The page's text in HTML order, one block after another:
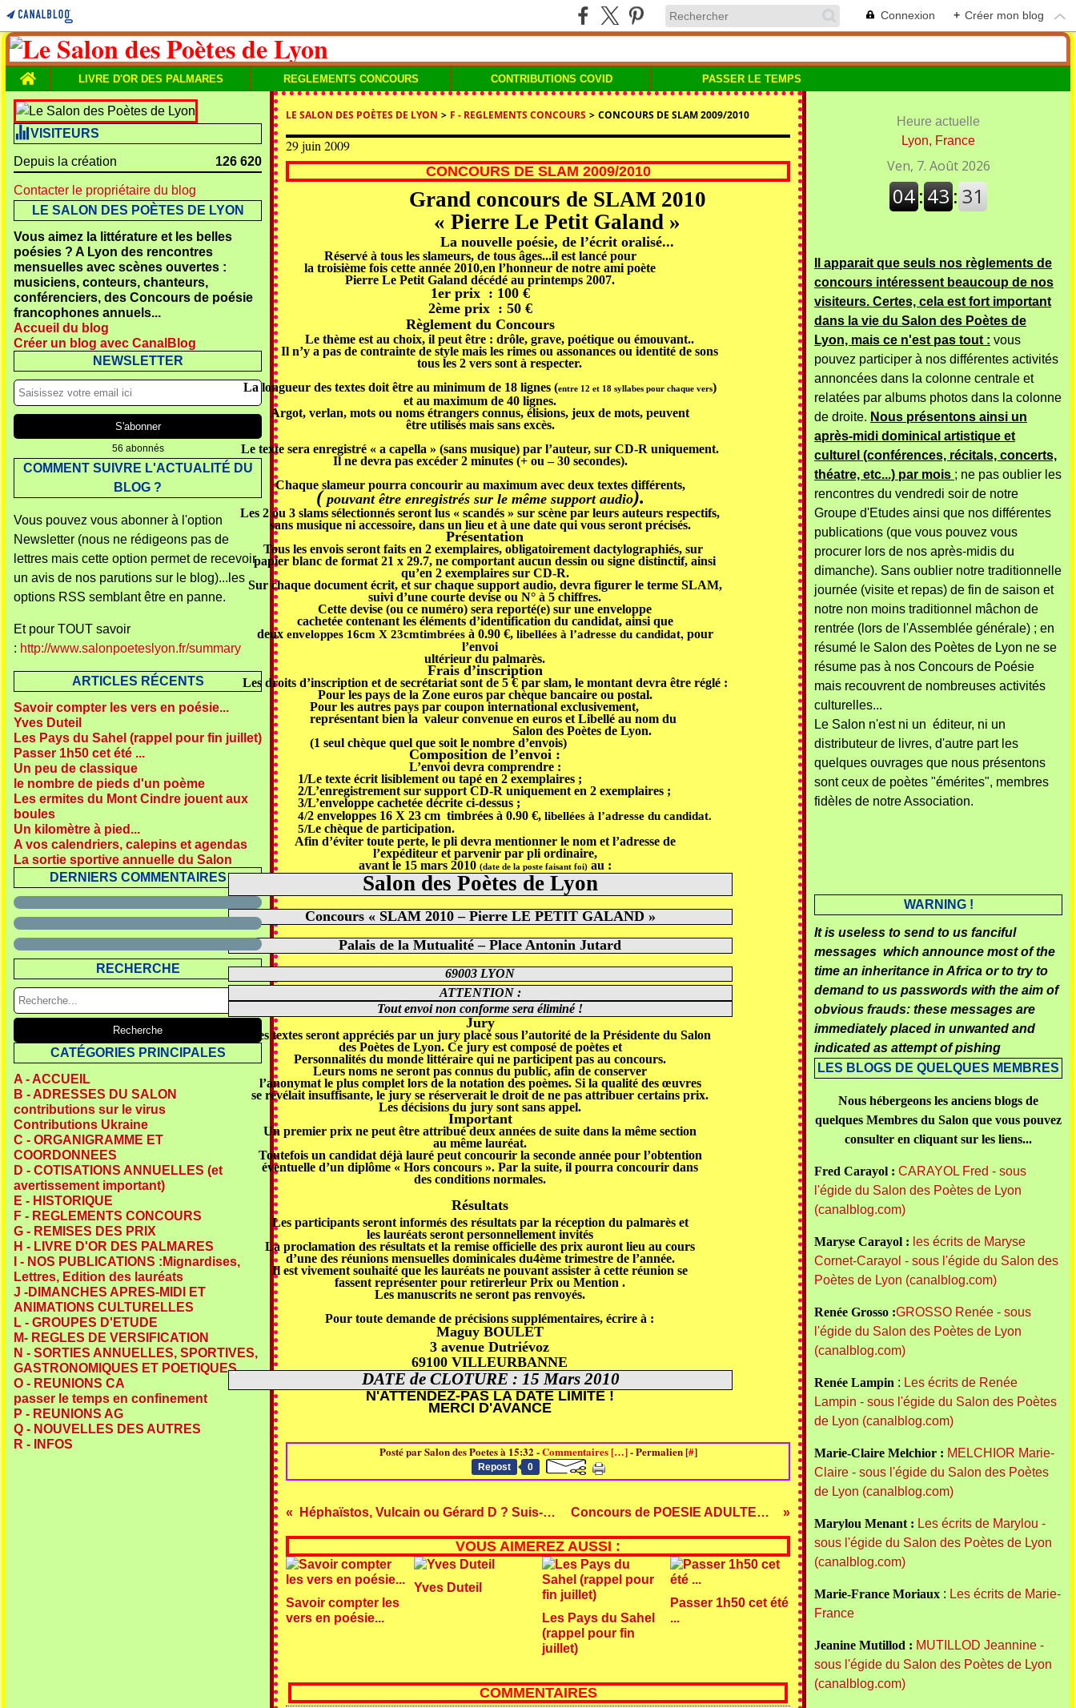
Connexion + Créer mon blog
Home
LIVRE D'OR DES PALMARES REGLEMENTS CONCOURS CONTRIBUTIONS COVID PASSER LE TEMPS
VISITEURS
Depuis la création 126 620
Contacter le propriétaire du blog
LE SALON DES POÈTES DE LYON
Vous aimez la littérature et les belles
poésies ? A Lyon des rencontres
mensuelles avec scènes ouvertes :
musiciens, conteurs, chanteurs,
conférenciers, des Concours de poésie
francophones annuels...
Accueil du blog
Créer un blog avec CanalBlog
NEWSLETTER
56 abonnés
COMMENT SUIVRE L'ACTUALITÉ DU
BLOG ?
Vous pouvez vous abonner à l'option
Newsletter (nous ne rédigeons pas de
lettres mais cette option permet de recevoir
un avis de nos parutions sur le blog)...les
options RSS semblant être en panne.
Et pour TOUT savoir
: http://www.salonpoeteslyon.fr/summary
ARTICLES RÉCENTS
Savoir compter les vers en poésie...
Yves Duteil
Les Pays du Sahel (rappel pour fin juillet)
Passer 1h50 cet été ...
Un peu de classique
le nombre de pieds d'un poème
Les ermites du Mont Cindre jouent aux
boules
Un kilomètre à pied...
A vos calendriers, calepins et agendas
La sortie sportive annuelle du Salon
DERNIERS COMMENTAIRES
RECHERCHE
CATÉGORIES PRINCIPALES
A - ACCUEIL
B - ADRESSES DU SALON
contributions sur le virus
Contributions Ukraine
C - ORGANIGRAMME ET
COORDONNEES
D - COTISATIONS ANNUELLES (et
avertissement important)
E - HISTORIQUE
F - REGLEMENTS CONCOURS
G - REMISES DES PRIX
H - LIVRE D'OR DES PALMARES
I - NOS PUBLICATIONS :Mignardises,
Lettres, Edition des lauréats
J -DIMANCHES APRES-MIDI ET
ANIMATIONS CULTURELLES
L - GROUPES D'ETUDE
M- REGLES DE VERSIFICATION
N - SORTIES ANNUELLES, SPORTIVES,
GASTRONOMIQUES ET POETIQUES
O - REUNIONS CA
passer le temps en confinement
P - REUNIONS AG
Q - NOUVELLES DES AUTRES
R - INFOS
LE SALON DES POÈTES DE LYON > F - REGLEMENTS CONCOURS > CONCOURS DE SLAM 2009/2010
29 juin 2009
CONCOURS DE SLAM 2009/2010
Grand concours de SLAM 2010
« Pierre Le Petit Galand »
La nouvelle poésie, de l’écrit oralisé...
Réservé à tous les slameurs, de tous âges...il est lancé pour
la troisième foiscetteannée 2010,en l’honneurde notre ami poète
Pierre Le Petit Galand décédé au printemps 2007.
1erprix : 100 €
2èmeprix : 50 €
Règlement du Concours
Le thème est au choix, il peut être : drôle, grave, poétique ou émouvant..
Il n’y a pas de contrainte de style mais les rimes ou assonances ou identité de sons
tous les 2 vers sont à respecter.
La longueur des textes doit être au minimum de 18 lignes (entre 12 et 18 syllabes pour chaque vers)
et au maximum de 40 lignes.
Argot, verlan, mots ou noms étrangers connus, élisions, jeux de mots, peuvent
être utilisés mais sans excès.
Le textesera enregistré « a capella » (sans musique) par l’auteur, sur CD-R uniquement.
Il ne devra pas excéder 2 minutes (+ ou – 30 secondes).
Chaque slameur pourra concourir au maximum avec deux textes différents,
( pouvant être enregistrés sur le même support audio).
Les 2 ou 3 slams sélectionnés seront lus « scandés » sur scène par leurs auteurs respectifs,
sans musique ni accessoire, dans un lieu et à une date qui vous seront précisés.
Présentation
Tous les envois seront faits en2 exemplaires, obligatoirement dactylographiés,sur
papier blanc de format 21 x 29.7, ne comportantaucun dessin ou signe distinctif, ainsi
qu’en 2 exemplaires sur CD-R.
Sur chaque document écrit, et sur chaque support audio, devra figurer le terme SLAM,
suivi d’unecourte devise ouN° à 5 chiffres.
Cette devise (ou ce numéro) serareporté(e)sur une enveloppe
cachetéecontenant les éléments d’identification du candidat, ainsi que
deuxenveloppes 16cm X 23cmtimbrées à 0.90 €, libellées à l’adresse du candidat, pour
l’envoi
ultérieur du palmarès.
Frais d’inscription
Les droits d’inscription et de secrétariat sont de 5 €par slam, le montant devra être réglé :
Pour les pays de la Zone euros par chèque bancaire ou postal.
Pour les autres pays par coupon international exclusivement,
représentant bien la valeur convenue en euros et Libellé au nom du
Salon des Poètes de Lyon.
(1 seul chèque quel que soit le nombre d’envois)
Composition de l’envoi :
L’envoi devra comprendre :
1/Le texte écrit lisiblement ou tapé en 2 exemplaires ;
2/L’enregistrement sur support CD-R uniquement en 2 exemplaires ;
3/L’enveloppe cachetée décrite ci-dessus ;
4/2 enveloppes 16 X 23 cm timbrées à 0.90 €, libellées à l’adresse du candidat.
5/Le chèque de participation.
Afin d’éviter toute perte, le pli devra mentionner le nom et l’adresse de
l’expéditeur et parvenirpar pli ordinaire,
avant le 15 mars 2010 (date de la poste faisant foi)au :
Salon des Poètes de Lyon
Concours « SLAM 2010 – Pierre LE PETIT GALAND »
Palais de la Mutualité – Place Antonin Jutard
69003 LYON
ATTENTION :
Tout envoi non conforme sera éliminé!
Jury
Les textes seront appréciés par un jury placé sous l’autorité de la Présidente du Salon
des Poètes de Lyon. Ce jury est composé de poètes et
Personnalités du monde littéraire qui ne participent pas au concours.
Leurs noms ne seront pas connus du public, afin de conserver
l’anonymat le plus complet lors de la notation des poèmes. Si la qualité des œuvres
se révélait insuffisante, le jury se réserverait le droitde ne pas attribuer certains prix.
Les décisions du jury sont sans appel.
Important
Un premier prix ne peut être attribué deux années de suite dans la même section
au même lauréat.
Toutefois un candidat déjà lauré peut concourir la seconde année pour l’obtention
éventuelle d’un diplôme « Hors concours ». Par la suite, il pourra concourir dans
des conditions normales.
Résultats
Les participants seront informés des résultats par la réception du palmarès et
les lauréats seront personnellement invités
La proclamation des résultats et la remise officielle des prix auront lieu au cours
d’une des réunions mensuelles dominicales du4èmetrimestre de l’année.
Il est vivement souhaité que les lauréats ne pouvant assister à cette réunion se
fassent représenter pour retirerleur Prix ou Mention .
Les manuscrits ne seront pas renvoyés.
Pour toute demande de précisions supplémentaires, écrire à :
Maguy BOULET
3 avenue Dutriévoz
69100 VILLEURBANNE
DATE de CLOTURE : 15 Mars 2010
N'ATTENDEZ-PAS LA DATE LIMITE !
MERCI D'AVANCE
Posté par Salon des Poetes à 15:32 -Commentaires […]- Permalien [#]
Repost 0
Héphaïstos, Vulcain ou Gérard D ? Suis-je un mythe ? Concours de POESIE ADULTES 2009/2010
VOUS AIMEREZ AUSSI :
Savoir compter les
vers en poésie...
Yves Duteil
Les Pays du Sahel
(rappel pour fin
juillet)
Passer 1h50 cet été
...
COMMENTAIRES
Heure actuelle
Lyon, France
Il apparait que seuls nos règlements de
concours intéressent beaucoup de nos
visiteurs. Certes, cela est fort important
dans la vie du Salon des Poètes de
Lyon, mais ce n'est pas tout : vous
pouvez participer à nos différentes activités
annoncées dans la colonne centrale et
relatées par albums photos dans la colonne
de droite. Nous présentons ainsi un
après-midi dominical artistique et
culturel (conférences, récitals, concerts,
théatre, etc...) par mois ; ne pas oublier les
rencontres du vendredi soir de notre
Groupe d'Etudes ainsi que nos différentes
publications (que vous pouvez vous
procurer lors de nos après-midis du
dimanche). Sans oublier notre traditionnelle
journée (visite et repas) de fin de saison et
notre non moins traditionnel mâchon de
rentrée (lors de l'Assemblée générale) ; en
résumé le Salon des Poètes de Lyon ne se
résume pas à nos Concours de Poésie
mais recouvrent de nombreuses activités
culturelles...
Le Salon n'est ni un éditeur, ni un
distributeur de livres, d'autre part les
quelques ouvrages que nous présentons
sont ceux de poètes "émérites", membres
fidèles de notre Association.
WARNING !
It is useless to send to us fanciful
messages which announce most of the
time an inheritance in Africa or to try to
demand to us passwords with the aim of
obvious frauds: these messages are
immediately placed in unwanted and
indicated as attempt of pishing
LES BLOGS DE QUELQUES MEMBRES
Nous hébergeons les anciens blogs de
quelques Membres du Salon que vous pouvez
consulter en cliquant sur les liens...
Fred Carayol : CARAYOL Fred - sous
l'égide du Salon des Poètes de Lyon
(canalblog.com)
Maryse Carayol : les écrits de Maryse
Cornet-Carayol - sous l'égide du Salon des
Poètes de Lyon (canalblog.com)
Renée Grosso :GROSSO Renée - sous
l'égide du Salon des Poètes de Lyon
(canalblog.com)
Renée Lampin : Les écrits de Renée
Lampin - sous l'égide du Salon des Poètes
de Lyon (canalblog.com)
Marie-Claire Melchior : MELCHIOR Marie-
Claire - sous l'égide du Salon des Poètes
de Lyon (canalblog.com)
Marylou Menant : Les écrits de Marylou -
sous l'égide du Salon des Poètes de Lyon
(canalblog.com)
Marie-France Moriaux : Les écrits de Marie-
France
Jeanine Mutillod : MUTILLOD Jeannine -
sous l'égide du Salon des Poètes de Lyon
(canalblog.com)